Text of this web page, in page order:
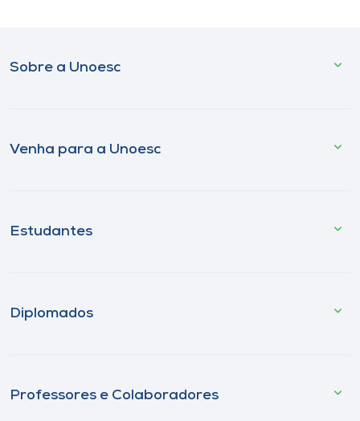
Sobre a Unoesc
Venha para a Unoesc
Estudantes
Diplomados
Professores e Colaboradores